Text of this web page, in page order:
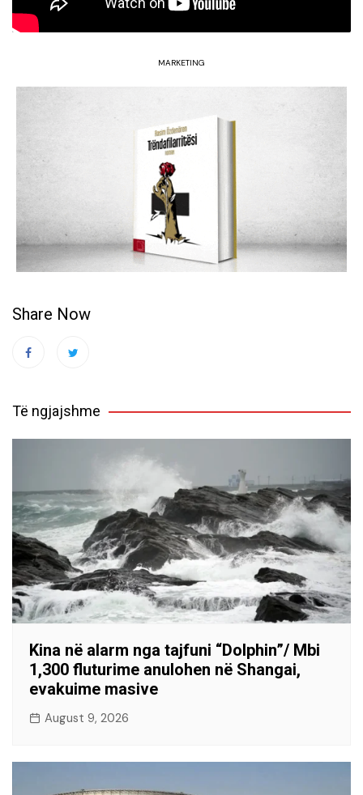
MARKETING
Share Now
Të ngjajshme
Kina në alarm nga tajfuni “Dolphin”/ Mbi
1,300 fluturime anulohen në Shangai,
evakuime masive
August 9, 2026